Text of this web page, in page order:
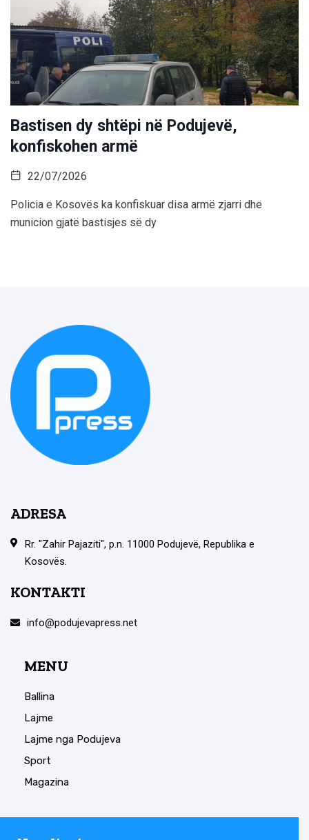
Bastisen dy shtëpi në Podujevë,
konfiskohen armë
22/07/2026
Policia e Kosovës ka konfiskuar disa armë zjarri dhe
municion gjatë bastisjes së dy
ADRESA
Rr. "Zahir Pajaziti", p.n. 11000 Podujevë, Republika e
Kosovës.
KONTAKTI
info@podujevapress.net
MENU
Ballina
Lajme
Lajme nga Podujeva
Sport
Magazina